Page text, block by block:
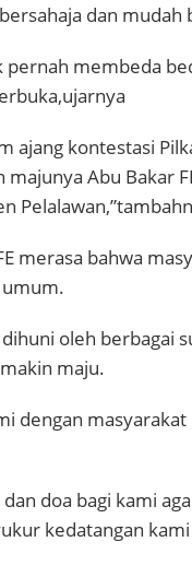
dan mudah
membeda
ajang kontestasi
Abu Bakar
merasa bahwa
umum.
oleh berbagai
maju.
dengan masyarakat
doa bagi kami
kedatangan